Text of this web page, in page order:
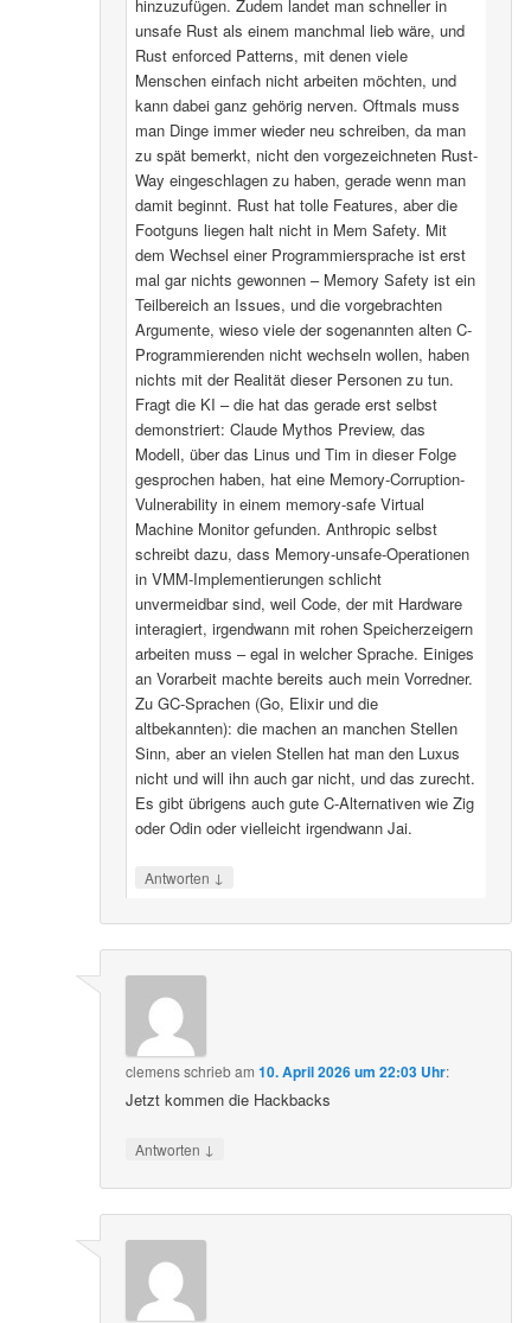
hinzuzufügen. Zudem landet man schneller in
unsafe Rust als einem manchmal lieb wäre, und
Rust enforced Patterns, mit denen viele
Menschen einfach nicht arbeiten möchten, und
kann dabei ganz gehörig nerven. Oftmals muss
man Dinge immer wieder neu schreiben, da man
zu spät bemerkt, nicht den vorgezeichneten Rust-
Way eingeschlagen zu haben, gerade wenn man
damit beginnt. Rust hat tolle Features, aber die
Footguns liegen halt nicht in Mem Safety. Mit
dem Wechsel einer Programmiersprache ist erst
mal gar nichts gewonnen – Memory Safety ist ein
Teilbereich an Issues, und die vorgebrachten
Argumente, wieso viele der sogenannten alten C-
Programmierenden nicht wechseln wollen, haben
nichts mit der Realität dieser Personen zu tun.
Fragt die KI – die hat das gerade erst selbst
demonstriert: Claude Mythos Preview, das
Modell, über das Linus und Tim in dieser Folge
gesprochen haben, hat eine Memory-Corruption-
Vulnerability in einem memory-safe Virtual
Machine Monitor gefunden. Anthropic selbst
schreibt dazu, dass Memory-unsafe-Operationen
in VMM-Implementierungen schlicht
unvermeidbar sind, weil Code, der mit Hardware
interagiert, irgendwann mit rohen Speicherzeigern
arbeiten muss – egal in welcher Sprache. Einiges
an Vorarbeit machte bereits auch mein Vorredner.
Zu GC-Sprachen (Go, Elixir und die
altbekannten): die machen an manchen Stellen
Sinn, aber an vielen Stellen hat man den Luxus
nicht und will ihn auch gar nicht, und das zurecht.
Es gibt übrigens auch gute C-Alternativen wie Zig
oder Odin oder vielleicht irgendwann Jai.
Antworten ↓
clemensschriebam10. April 2026 um 22:03 Uhr:
Jetzt kommen die Hackbacks
Antworten ↓